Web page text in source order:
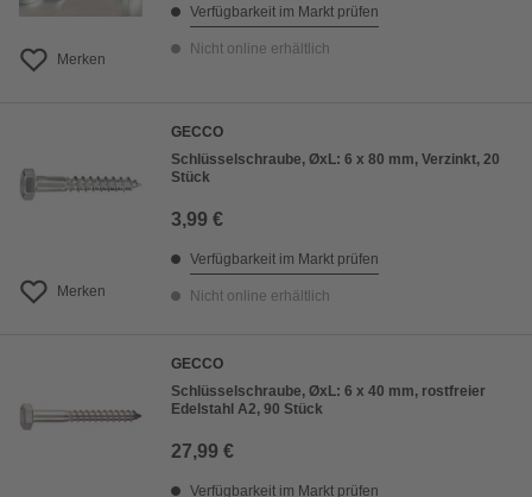
Merken
Verfügbarkeit im Markt prüfen
Nicht online erhältlich
Merken
GECCO
Schlüsselschraube, ØxL: 6 x 80 mm, Verzinkt, 20
Stück
3,99 €
Verfügbarkeit im Markt prüfen
Nicht online erhältlich
GECCO
Schlüsselschraube, ØxL: 6 x 40 mm, rostfreier
Edelstahl A2, 90 Stück
27,99 €
Verfügbarkeit im Markt prüfen